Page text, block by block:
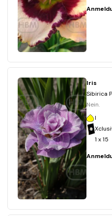
Iris
Sibirica
Nein.
I
1 x 15